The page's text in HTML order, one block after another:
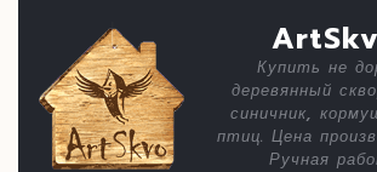
Купить не
деревянный
синичник,
птиц. Цена
Ручная